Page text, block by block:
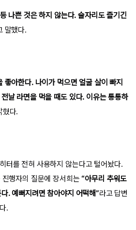
나쁜 것은 하지 않는다. 술자리도 즐기긴
말했다.
좋아한다. 나이가 먹으면 얼굴 살이 빠지
날 라면을 먹을 때도 있다. 이유는 통통하
혔다.
터를 전혀 사용하지 않는다고 털어놨다.
진행자의 질문에 장서희는“아무리 추워도
. 예뻐지려면 참아야지 어떡해”라고 답변
.